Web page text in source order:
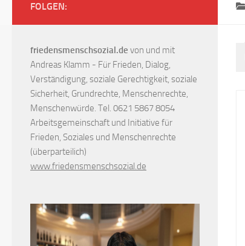
FOLGEN:
friedensmenschsozial.de von und mit
Andreas Klamm - Für Frieden, Dialog,
Verständigung, soziale Gerechtigkeit, soziale
Sicherheit, Grundrechte, Menschenrechte,
Menschenwürde. Tel. 0621 5867 8054
Arbeitsgemeinschaft und Initiative für
Frieden, Soziales und Menschenrechte
(überparteilich)
www.friedensmenschsozial.de